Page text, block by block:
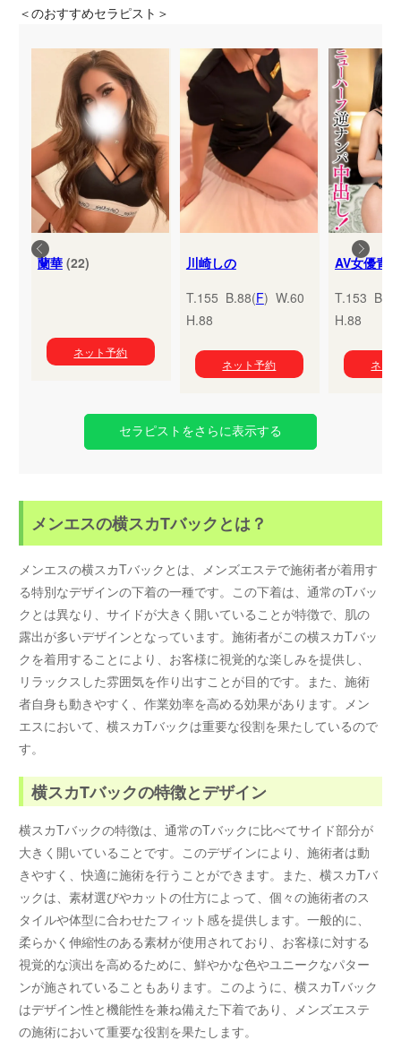
＜のおすすめセラピスト＞
蘭華(22)
ネット予約
川崎しの
T.155 B.88(F) W.60
H.88
ネット予約
T.153
H.88
ネッ
セラピストをさらに表示する
メンエスの横スカTバックとは？
メンエスの横スカTバックとは、メンズエステで施術者が着用す
る特別なデザインの下着の一種です。この下着は、通常のTバッ
クとは異なり、サイドが大きく開いていることが特徴で、肌の
露出が多いデザインとなっています。施術者がこの横スカTバッ
クを着用することにより、お客様に視覚的な楽しみを提供し、
リラックスした雰囲気を作り出すことが目的です。また、施術
者自身も動きやすく、作業効率を高める効果があります。メン
エスにおいて、横スカTバックは重要な役割を果たしているので
す。
横スカTバックの特徴とデザイン
横スカTバックの特徴は、通常のTバックに比べてサイド部分が
大きく開いていることです。このデザインにより、施術者は動
きやすく、快適に施術を行うことができます。また、横スカTバ
ックは、素材選びやカットの仕方によって、個々の施術者のス
タイルや体型に合わせたフィット感を提供します。一般的に、
柔らかく伸縮性のある素材が使用されており、お客様に対する
視覚的な演出を高めるために、鮮やかな色やユニークなパター
ンが施されていることもあります。このように、横スカTバック
はデザイン性と機能性を兼ね備えた下着であり、メンズエステ
の施術において重要な役割を果たします。